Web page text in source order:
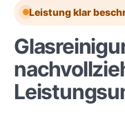
Leistung klar